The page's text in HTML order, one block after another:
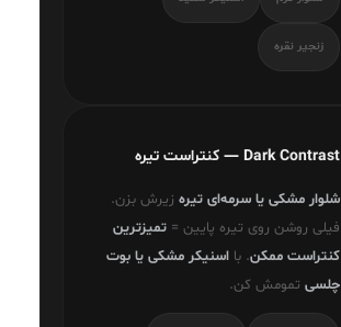
زنجیر نقره
Dark Contrast — کنتراست تیره
شلوار مشکی یا سرمه‌ای تیره زیرش بزن.
فیلی روشن روی تیره پایین = تمیزترین
کنتراست ممکن. با اسنیکر مشکی یا بوت
چلسی تمومش کن.